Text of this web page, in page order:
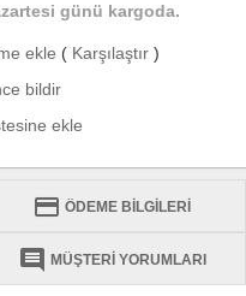
günü kargoda.
ekle ( Karşılaştır)
bildir
ekle
credit_card ÖDEME BİLGİLERİ
comment MÜŞTERİ YORUMLARI